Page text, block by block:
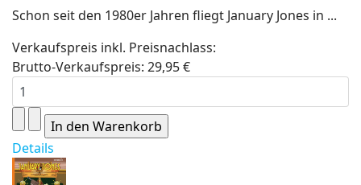
Schon seit den 1980er Jahren fliegt January Jones in ...
Verkaufspreis inkl. Preisnachlass:
Brutto-Verkaufspreis: 29,95 €
Details